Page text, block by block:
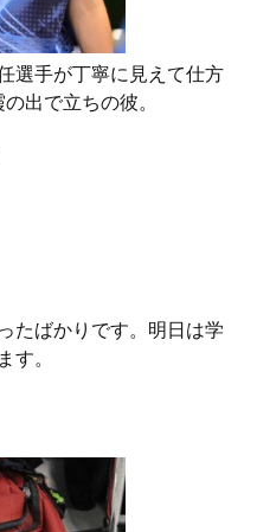
選手が丁寧に見えて仕方
出で立ちの彼。
たばかりです。明日は学
す。